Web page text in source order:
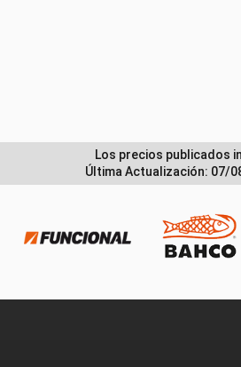
Los precios publicados
Última Actualización: 07/